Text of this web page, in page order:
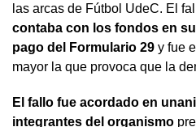
las arcas de Fútbol UdeC. El
contaba con los fondos en
pago del Formulario 29 y fue
mayor la que provoca que la
El fallo fue acordado en
integrantes del organismo